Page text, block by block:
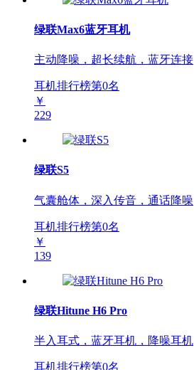
绿联Max6蓝牙耳机
主动降噪，超长续航，蓝牙连接
耳机排行榜第0名
￥
229
绿联S5
气囊舱体，深入传音，通话降噪
耳机排行榜第0名
￥
139
绿联Hitune H6 Pro
半入耳式，蓝牙耳机，降噪耳机
耳机排行榜第0名